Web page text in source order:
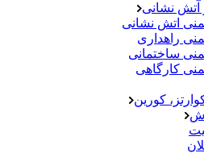
و آتش نشانی
اتش نشانی
راهداری
ساختمانی
کارگاهی
کورین